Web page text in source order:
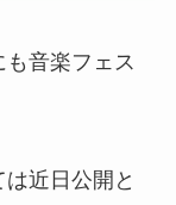
音楽フェス
近日公開と